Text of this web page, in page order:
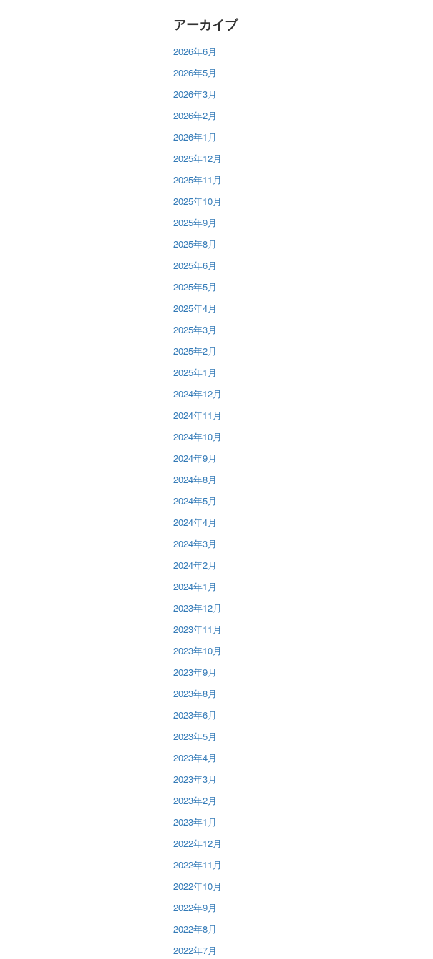
アーカイブ
2026年6月
2026年5月
2026年3月
2026年2月
2026年1月
2025年12月
2025年11月
2025年10月
2025年9月
2025年8月
2025年6月
2025年5月
2025年4月
2025年3月
2025年2月
2025年1月
2024年12月
2024年11月
2024年10月
2024年9月
2024年8月
2024年5月
2024年4月
2024年3月
2024年2月
2024年1月
2023年12月
2023年11月
2023年10月
2023年9月
2023年8月
2023年6月
2023年5月
2023年4月
2023年3月
2023年2月
2023年1月
2022年12月
2022年11月
2022年10月
2022年9月
2022年8月
2022年7月